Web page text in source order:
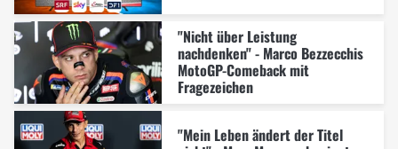
"Nicht über Leistung
nachdenken" - Marco Bezzecchis
MotoGP-Comeback mit
Fragezeichen
"Mein Leben ändert der Titel